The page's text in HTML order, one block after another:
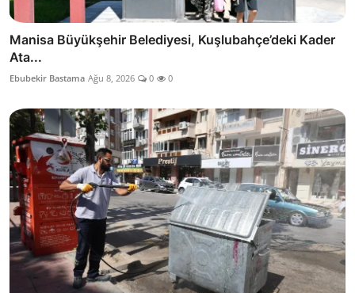
Manisa Büyükşehir Belediyesi, Kuşlubahçe’deki Kader
Ata...
Ebubekir Bastama Ağu 8, 2026 0 0